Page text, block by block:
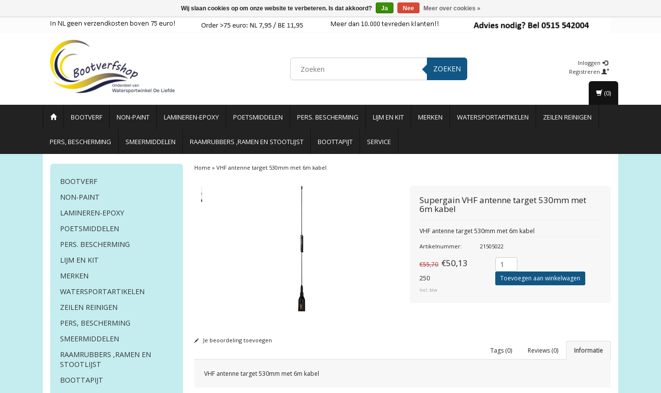
ZOEKEN
Inloggen
Registreren
BOOTVERF NON-PAINT LAMINEREN-EPOXY POETSMIDDELEN PERS. BESCHERMING LIJM EN KIT MERKEN WATERSPORTARTIKELEN ZEILEN REINIGEN
PERS, BESCHERMING SMEERMIDDELEN RAAMRUBBERS ,RAMEN EN STOOTLIJST BOOTTAPIJT SERVICE
(0)
BOOTVERF
NON-PAINT
LAMINEREN-EPOXY
POETSMIDDELEN
PERS. BESCHERMING
LIJM EN KIT
MERKEN
WATERSPORTARTIKELEN
ZEILEN REINIGEN
PERS, BESCHERMING
SMEERMIDDELEN
RAAMRUBBERS ,RAMEN EN
STOOTLIJST
BOOTTAPIJT
Home » VHF antenne target 530mm met 6m kabel
SupergainVHF antenne target 530mm met
6m kabel
VHF antenne target 530mm met 6m kabel
Artikelnummer: 21505022
€55,70 €50,13
250
Incl. btw
Toevoegen aan winkelwagen
Je beoordeling toevoegen
Informatie
Reviews (0)
Tags (0)
VHF antenne target 530mm met 6m kabel
Wij slaan cookies op om onze website te verbeteren. Is dat akkoord? Ja Nee Meer over cookies »